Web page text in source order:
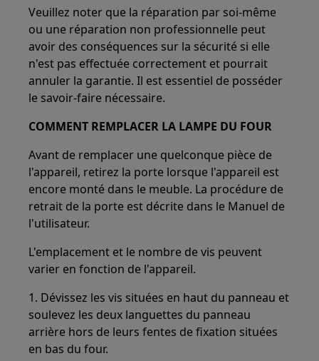
Veuillez noter que la réparation par soi-même
ou une réparation non professionnelle peut
avoir des conséquences sur la sécurité si elle
n'est pas effectuée correctement et pourrait
annuler la garantie. Il est essentiel de posséder
le savoir-faire nécessaire.
COMMENT REMPLACER LA LAMPE DU FOUR
Avant de remplacer une quelconque pièce de
l'appareil, retirez la porte lorsque l'appareil est
encore monté dans le meuble. La procédure de
retrait de la porte est décrite dans le Manuel de
l'utilisateur.
L'emplacement et le nombre de vis peuvent
varier en fonction de l'appareil.
1. Dévissez les vis situées en haut du panneau et
soulevez les deux languettes du panneau
arrière hors de leurs fentes de fixation situées
en bas du four.